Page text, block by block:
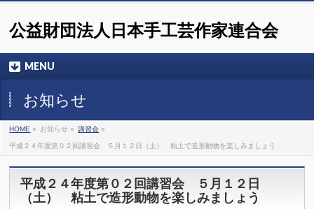
公益財団法人日本手工芸作家連合会
MENU
お知らせ
HOME » お知らせ » 講習会 »
平成２４年度第０２回講習会 ５月１２日（土） 粘土で造形動物を楽しみましょう
平成２４年度第０２回講習会 ５月１２日
（土） 粘土で造形動物を楽しみましょう